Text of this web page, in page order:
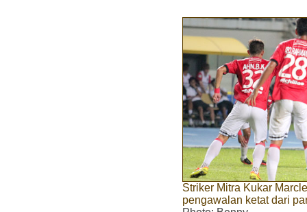
Striker Mitra Kukar
pengawalan ketat dari